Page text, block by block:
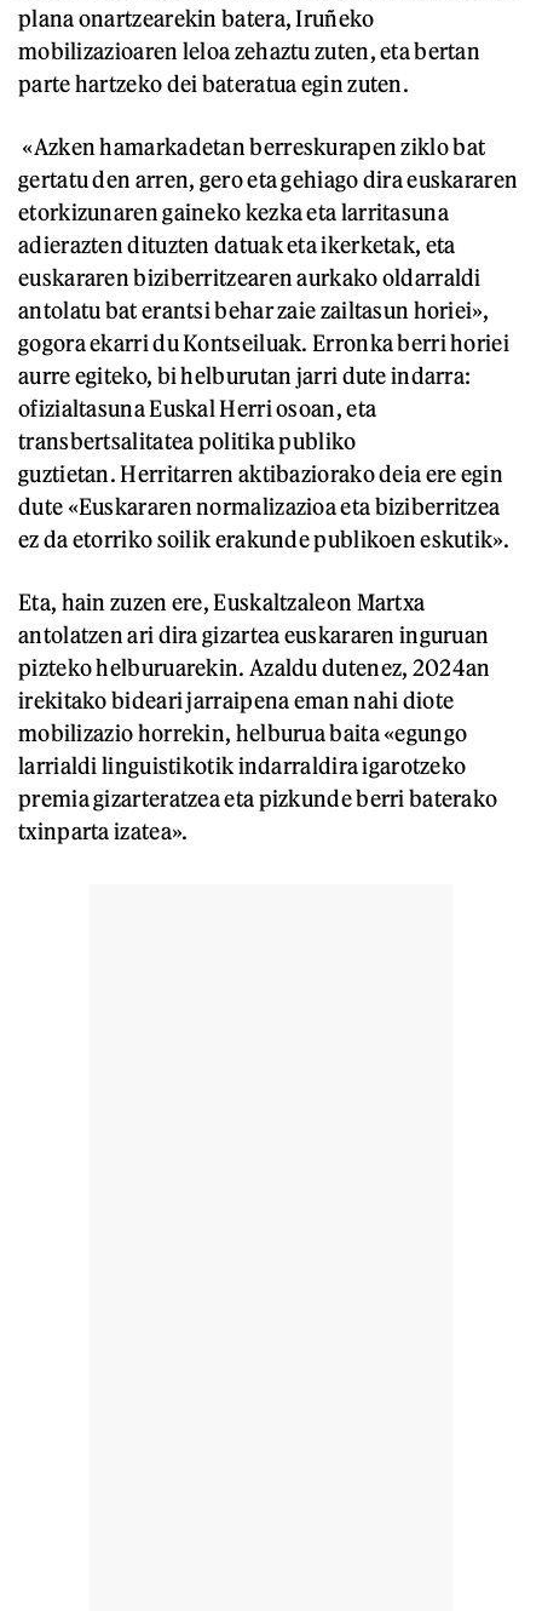
plana onartzearekin batera, Iruñeko
mobilizazioaren leloa zehaztu zuten, eta bertan
parte hartzeko dei bateratua egin zuten.
«Azken hamarkadetan berreskurapen ziklo bat
gertatu den arren, gero eta gehiago dira euskararen
etorkizunaren gaineko kezka eta larritasuna
adierazten dituzten datuak eta ikerketak, eta
euskararen biziberritzearen aurkako oldarraldi
antolatu bat erantsi behar zaie zailtasun horiei»,
gogora ekarri du Kontseiluak. Erronka berri horiei
aurre egiteko, bi helburutan jarri dute indarra:
ofizialtasuna Euskal Herri osoan, eta
transbertsalitatea politika publiko
guztietan. Herritarren aktibaziorako deia ere egin
dute «Euskararen normalizazioa eta biziberritzea
ez da etorriko soilik erakunde publikoen eskutik».
Eta, hain zuzen ere, Euskaltzaleon Martxa
antolatzen ari dira gizartea euskararen inguruan
pizteko helburuarekin. Azaldu dutenez, 2024an
irekitako bideari jarraipena eman nahi diote
mobilizazio horrekin, helburua baita «egungo
larrialdi linguistikotik indarraldira igarotzeko
premia gizarteratzea eta pizkunde berri baterako
txinparta izatea».